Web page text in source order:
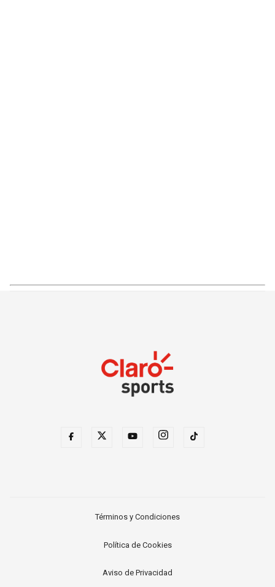
Términos y Condiciones
Política de Cookies
Aviso de Privacidad